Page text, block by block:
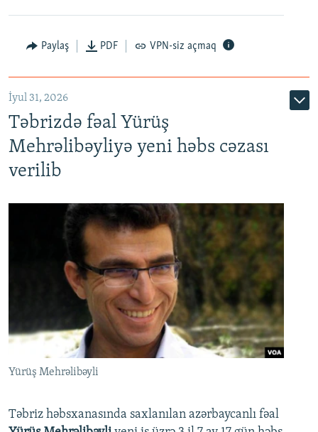
Paylaş PDF VPN-siz açmaq
İyul 31, 2026
Təbrizdə fəal Yürüş
Mehrəlibəyliyə yeni həbs cəzası
verilib
Yürüş Mehrəlibəyli
Təbriz həbsxanasında saxlanılan azərbaycanlı fəal